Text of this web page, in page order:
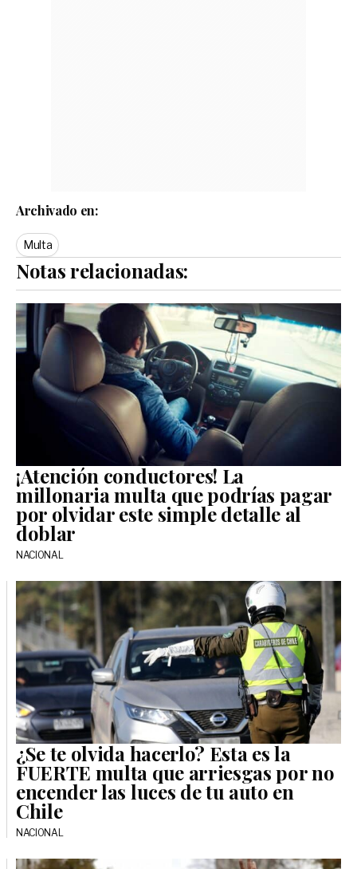
Archivado en:
Multa
Notas relacionadas:
¡Atención conductores! La
millonaria multa que podrías pagar
por olvidar este simple detalle al
doblar
NACIONAL
¿Se te olvida hacerlo? Esta es la
FUERTE multa que arriesgas por no
encender las luces de tu auto en
Chile
NACIONAL